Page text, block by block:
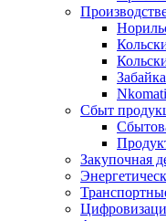
Nkomati
Сбыт
Закупочная